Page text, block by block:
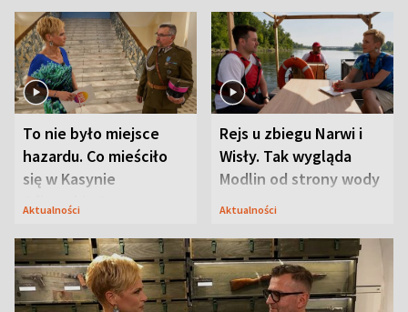
To nie było miejsce
hazardu. Co mieściło
się w Kasynie
Oficerskim?
Aktualności
Rejs u zbiegu Narwi i
Wisły. Tak wygląda
Modlin od strony wody
Aktualności